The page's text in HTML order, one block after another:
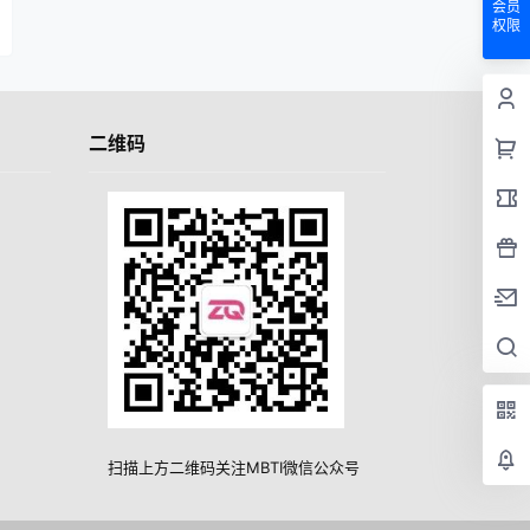
会员
权限
二维码
扫描上方二维码关注MBTI微信公众号